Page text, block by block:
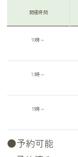
開催時間
10時～
13時～
15時～
●予約可能